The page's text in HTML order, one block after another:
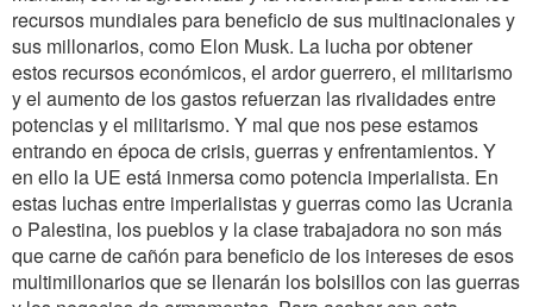
recursos mundiales para beneficio de sus multinacionales y
sus millonarios, como Elon Musk. La lucha por obtener
estos recursos económicos, el ardor guerrero, el militarismo
y el aumento de los gastos refuerzan las rivalidades entre
potencias y el militarismo. Y mal que nos pese estamos
entrando en época de crisis, guerras y enfrentamientos. Y
en ello la UE está inmersa como potencia imperialista. En
estas luchas entre imperialistas y guerras como las Ucrania
o Palestina, los pueblos y la clase trabajadora no son más
que carne de cañón para beneficio de los intereses de esos
multimillonarios que se llenarán los bolsillos con las guerras